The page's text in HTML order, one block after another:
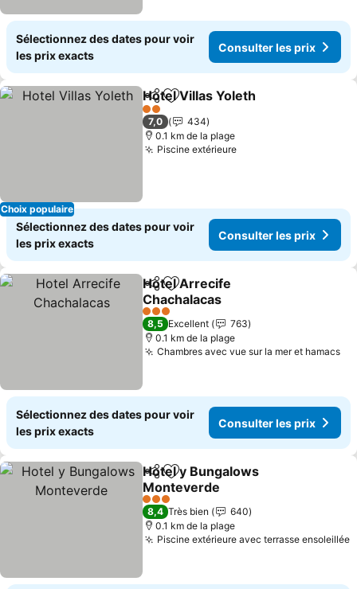
Sélectionnez des dates pour voir
les prix exacts
Consulter les prix
Choix populaire
PartagerAjouter à mes favoris
Hotel Villas Yoleth
2 Étoiles
7,0
434
0.1 km de la plage
Piscine extérieureConsulter les prix
Sélectionnez des dates pour voir
les prix exacts
Consulter les prix
PartagerAjouter à mes favoris
Hotel Arrecife
Chachalacas
Consulter les prix
3 Étoiles
8,5 Excellent
763
0.1 km de la plage
Chambres avec vue sur la mer et hamacs
Sélectionnez des dates pour voir
les prix exacts
Consulter les prix
PartagerAjouter à mes favoris
Hotel y Bungalows
Monteverde
Consulter les prix
3 Étoiles
8,4 Très bien
640
0.1 km de la plage
Piscine extérieure avec terrasse ensoleillée